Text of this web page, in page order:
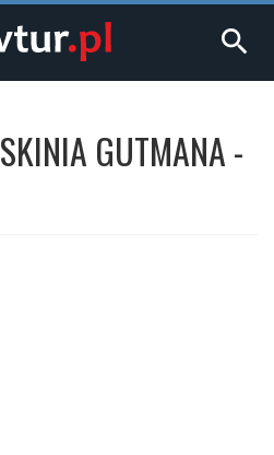
search
GUTMANA -